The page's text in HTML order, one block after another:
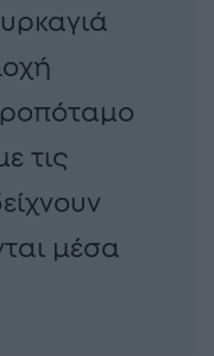
τις
μέσα